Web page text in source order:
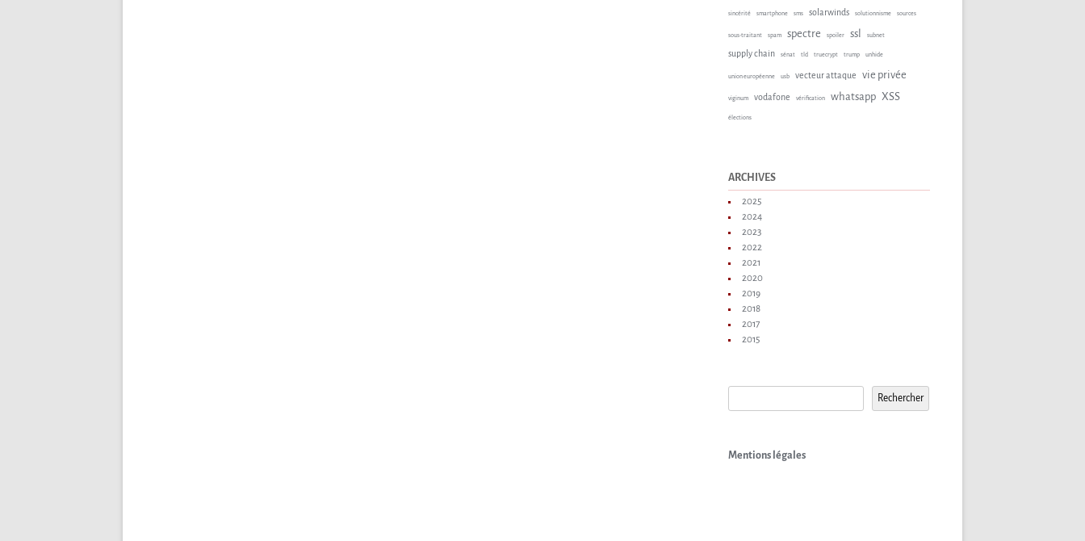
sincérité smartphone sms solarwinds solutionnisme sources
sous-traitant spam spectre spoiler ssl subnet
supply chain sénat tld truecrypt trump unhide
union européenne usb vecteur attaque vie privée
viginum vodafone vérification whatsapp XSS
élections
ARCHIVES
2025
2024
2023
2022
2021
2020
2019
2018
2017
2015
Rechercher
Mentions légales